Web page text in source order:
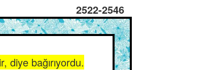
2522-2546
diye bağırıyordu.